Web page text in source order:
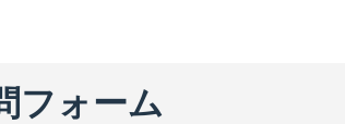
フォーム